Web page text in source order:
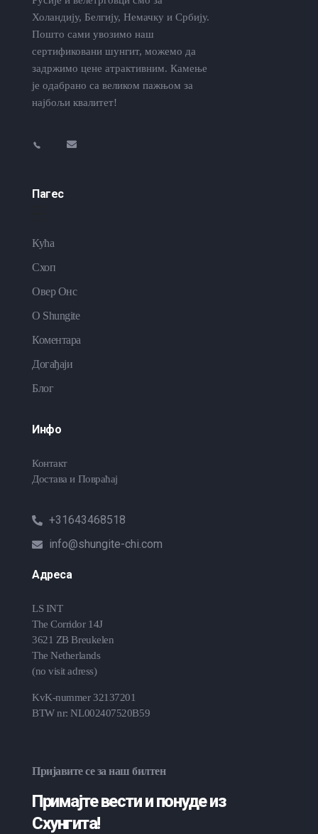
Холандију, Белгију, Немачку и Србију.
Пошто сами увозимо наш
сертификовани шунгит, можемо да
задржимо цене атрактивним. Камење
је одабрано са великом пажњом за
најбољи квалитет!
Пагес
Кућа
Схоп
Овер Онс
O Shungite
Коментара
Догађаји
Блог
Инфо
Контакт
Достава и Повраћај
+31643468518
info@shungite-chi.com
Адреса
LS INT
The Corridor 14J
3621 ZB Breukelen
The Netherlands
(no visit adress)
KvK-nummer 32137201
BTW nr: NL002407520B59
Пријавите се за наш билтен
Примајте вести и понуде из
Схунгита!